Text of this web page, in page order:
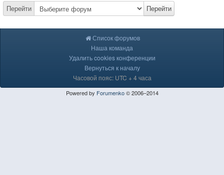
Перейти Перейти
Список форумов
Наша команда
Удалить cookies конференции
Вернуться к началу
Часовой пояс: UTC + 4 часа
Powered by Forumenko© 2006–2014